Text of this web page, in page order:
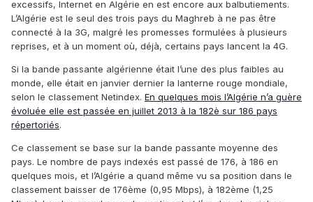
excessifs, Internet en Algérie en est encore aux balbutiements.
L’Algérie est le seul des trois pays du Maghreb à ne pas être
connecté à la 3G, malgré les promesses formulées à plusieurs
reprises, et à un moment où, déjà, certains pays lancent la 4G.
Si la bande passante algérienne était l’une des plus faibles au
monde, elle était en janvier dernier la lanterne rouge mondiale,
selon le classement Netindex. En quelques mois l’Algérie n’a guère
évoluée elle est passée en juillet 2013 à la 182è sur 186 pays
répertoriés.
Ce classement se base sur la bande passante moyenne des
pays. Le nombre de pays indexés est passé de 176, à 186 en
quelques mois, et l’Algérie a quand même vu sa position dans le
classement baisser de 176ème (0,95 Mbps), à 182ème (1,25